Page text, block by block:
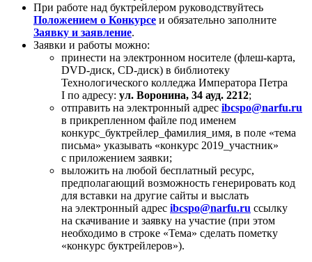
При работе над буктрейлером руководствуйтесь
Положением о Конкурсе и обязательно заполните
Заявку и заявление.
Заявки и работы можно:
принести на электронном носителе (флеш-карта,
DVD-диск, CD-диск) в библиотеку
Технологического колледжа Императора Петра
I по адресу: ул. Воронина, 34 ауд. 2212;
отправить на электронный адрес ibcspo@narfu.ru
в прикрепленном файле под именем
конкурс_буктрейлер_фамилия_имя, в поле «тема
письма» указывать «конкурс 2019_участник»
с приложением заявки;
выложить на любой бесплатный ресурс,
предполагающий возможность генерировать код
для вставки на другие сайты и выслать
на электронный адрес ibcspo@narfu.ru ссылку
на скачивание и заявку на участие (при этом
необходимо в строке «Тема» сделать пометку
«конкурс буктрейлеров»).